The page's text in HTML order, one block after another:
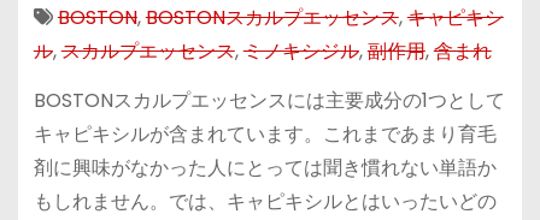
BOSTON,BOSTONスカルプエッセンス,キャピキシ
ル,スカルプエッセンス,ミノキシジル,副作用,含まれ
BOSTONスカルプエッセンスには主要成分の1つとして
キャピキシルが含まれています。これまであまり育毛
剤に興味がなかった人にとっては聞き慣れない単語か
もしれません。では、キャピキシルとはいったいどの